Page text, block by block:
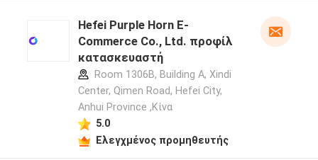
Hefei Purple Horn E-
Commerce Co., Ltd. προφίλ
κατασκευαστή
Room 1306B, Building A, Xindi
Center, Qimen Road, Hefei City,
Anhui Province ,Κίνα
5.0
Ελεγχμένος προμηθευτής